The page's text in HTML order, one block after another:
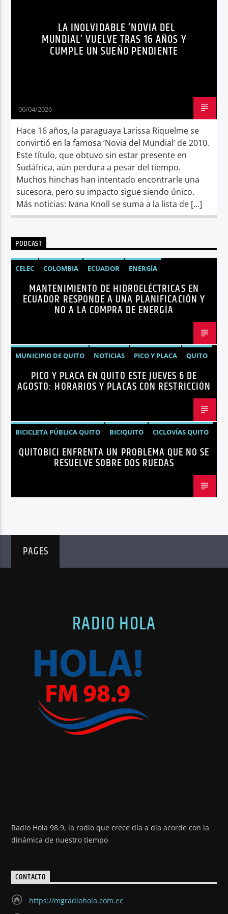
LA INOLVIDABLE ‘NOVIA DEL
MUNDIAL’ VUELVE TRAS 16 AÑOS Y
CUMPLE UN SUEÑO PENDIENTE
06/04/2026
Hace 16 años, la paraguaya Larissa Riquelme se
convirtió en la famosa ‘Novia del Mundial’ de 2010.
Este título, que obtuvo sin estar presente en
Sudáfrica, aún perdura a pesar del tiempo.
Muchos hinchas han intentado encontrarle una
sucesora, pero su impacto sigue siendo único.
Más noticias: Ivana Knoll se suma a la lista de […]
PODCAST
CELEC COLOMBIA ECUADOR
ENERGÍA
HIDROELÉCTRICAS
NOTICIAS
MANTENIMIENTO DE HIDROELÉCTRICAS EN
ECUADOR RESPONDE A UNA PLANIFICACIÓN Y
NO A LA COMPRA DE ENERGÍA
MUNICIPIO DE QUITO NOTICIAS PICO Y PLACA QUITO
PICO Y PLACA EN QUITO ESTE JUEVES 6 DE
AGOSTO: HORARIOS Y PLACAS CON RESTRICCIÓN
BICICLETA PÚBLICA QUITO BICIQUITO
CICLOVÍAS QUITO
EDITORIAL
METRO DE QUITO BICICLETA
MOVILIDAD ACTIVA QUITO
MOVILIDAD SOSTENIBLE QUITO
QUITOBICI ENFRENTA UN PROBLEMA QUE NO SE
RESUELVE SOBRE DOS RUEDAS
PAGES
RADIO HOLA
Radio Hola 98.9, la radio que crece día a día acorde con la
dinámica de nuestro tiempo
CONTACTO
https://mgradiohola.com.ec